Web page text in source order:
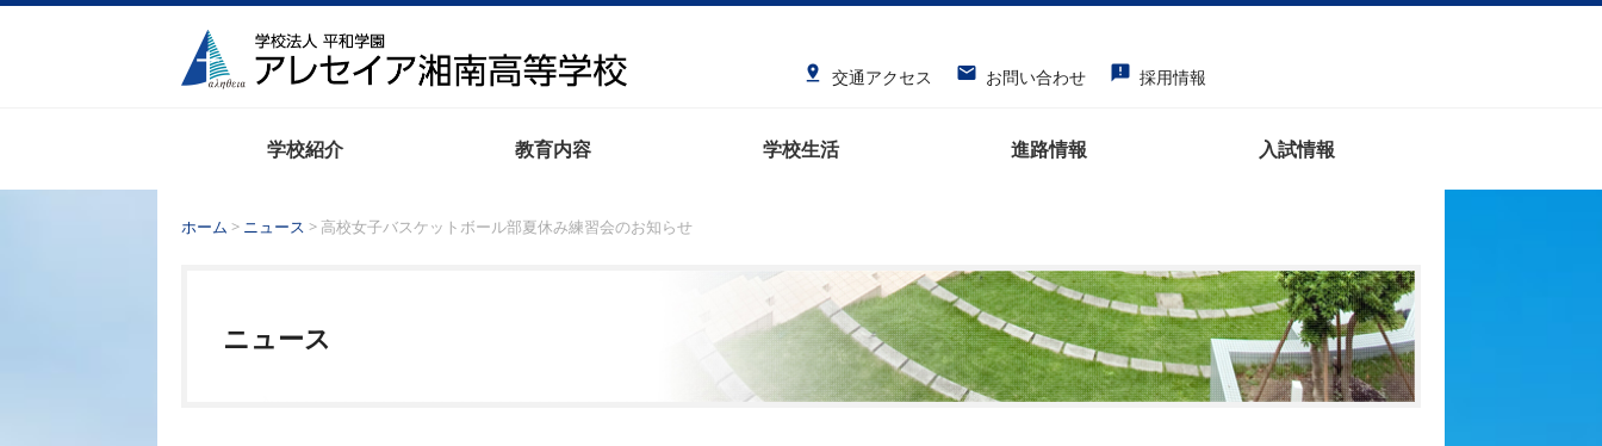
 交通アクセス  お問い合わせ announcement 採用情報
学校紹介 教育内容 学校生活 進路情報 入試情報
ホーム > ニュース > 高校女子バスケットボール部夏休み練習会のお知らせ
ニュース